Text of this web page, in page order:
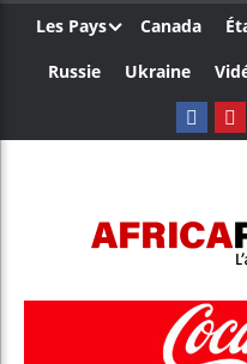
Les Pays Canada
Russie
Ukraine